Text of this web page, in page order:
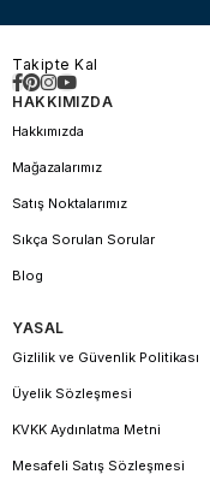
Takipte Kal
HAKKIMIZDA
Hakkımızda
Mağazalarımız
Satış Noktalarımız
Sıkça Sorulan Sorular
Blog
YASAL
Gizlilik ve Güvenlik Politikası
Üyelik Sözleşmesi
KVKK Aydınlatma Metni
Mesafeli Satış Sözleşmesi